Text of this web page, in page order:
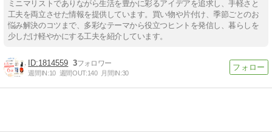
ミニマリストでありながら生活を豊かに彩るアイデアを追求し、手軽さと
工夫を両立させた情報を提供しています。買い物や片付け、季節ごとのお
悩み解決のコツまで、多彩なテーマから役立つヒントを発信し、暮らしを
少しだけ軽やかにする工夫を紹介しています。
1814559 3
週間IN:10 週間OUT:140 月間IN:30